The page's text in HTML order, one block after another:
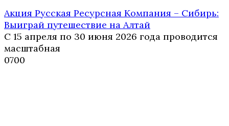
Акция Русская Ресурсная Компания – Сибирь:
Выиграй путешествие на Алтай
С 15 апреля по 30 июня 2026 года проводится
масштабная
0700